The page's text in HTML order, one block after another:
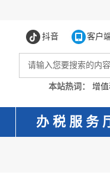
抖音 客户
本站热词： 增
办 税 服 务